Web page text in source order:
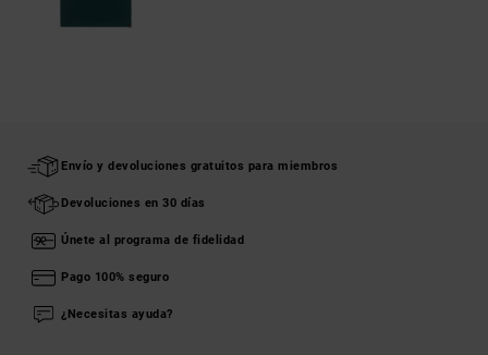
Envío y devoluciones gratuitos para miembros
Devoluciones en 30 días
Únete al programa de fidelidad
Pago 100% seguro
¿Necesitas ayuda?